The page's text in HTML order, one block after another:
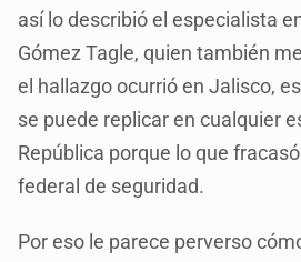
así lo describió el especialista
Gómez Tagle, quien también
el hallazgo ocurrió en Jalisco,
se puede replicar en cualquier
República porque lo que
federal de seguridad.
Por eso le parece perverso